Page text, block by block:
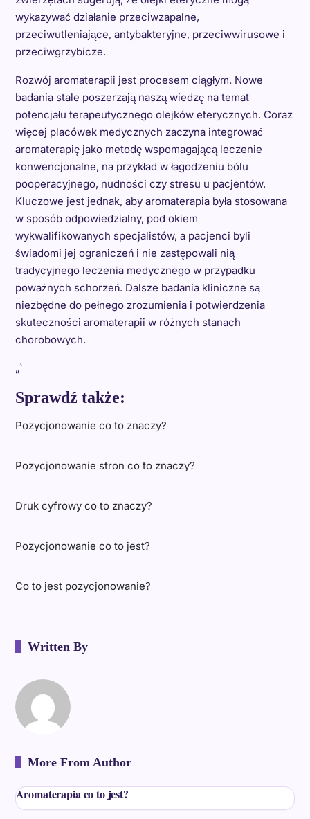
wykazywać działanie przeciwzapalne,
przeciwutleniające, antybakteryjne, przeciwwirusowe i
przeciwgrzybicze.
Rozwój aromaterapii jest procesem ciągłym. Nowe
badania stale poszerzają naszą wiedzę na temat
potencjału terapeutycznego olejków eterycznych. Coraz
więcej placówek medycznych zaczyna integrować
aromaterapię jako metodę wspomagającą leczenie
konwencjonalne, na przykład w łagodzeniu bólu
pooperacyjnego, nudności czy stresu u pacjentów.
Kluczowe jest jednak, aby aromaterapia była stosowana
w sposób odpowiedzialny, pod okiem
wykwalifikowanych specjalistów, a pacjenci byli
świadomi jej ograniczeń i nie zastępowali nią
tradycyjnego leczenia medycznego w przypadku
poważnych schorzeń. Dalsze badania kliniczne są
niezbędne do pełnego zrozumienia i potwierdzenia
skuteczności aromaterapii w różnych stanach
chorobowych.
„`
Sprawdź także:
Pozycjonowanie co to znaczy?
Pozycjonowanie stron co to znaczy?
Druk cyfrowy co to znaczy?
Pozycjonowanie co to jest?
Co to jest pozycjonowanie?
Written By
More From Author
Aromaterapia co to jest?